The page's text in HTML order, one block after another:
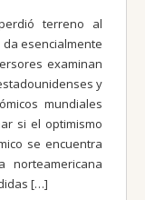
terreno al
esencialmente
examinan
y
mundiales
si el optimismo
se encuentra
norteamericana
[…]